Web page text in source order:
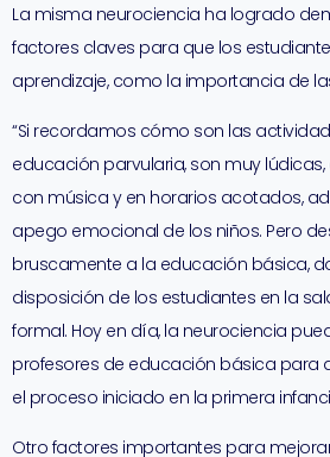
La misma neurociencia ha logrado
factores claves para que los
aprendizaje, como la importancia de
“Si recordamos cómo son las
educación parvularia, son muy
con música y en horarios acotados,
apego emocional de los niños. Pero
bruscamente a la educación básica,
disposición de los estudiantes en la
formal. Hoy en día, la neurociencia
profesores de educación básica para
el proceso iniciado en la primera
Otro factores importantes para